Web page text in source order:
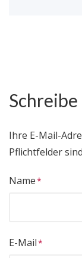
Ihre E-Mail-
Pflichtfelder
Name
E-Mail